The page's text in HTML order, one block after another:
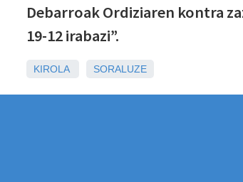
Debarroak Ordiziaren kontra
19-12 irabazi”.
KIROLA SORALUZE